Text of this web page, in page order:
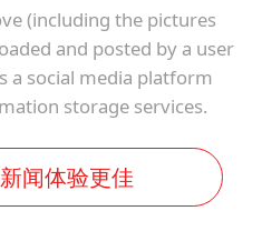
(including the pictures
and posted by a user
a social media platform
storage services.
闻体验更佳